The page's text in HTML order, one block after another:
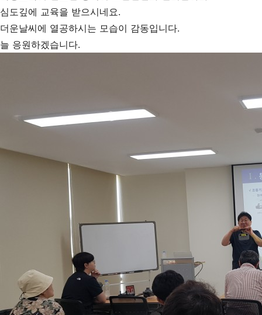
심도깊에 교육을 받으시네요.
더운날씨에 열공하시는 모습이 감동입니다.
늘 응원하겠습니다.